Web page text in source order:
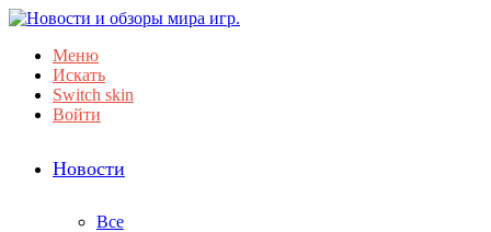
Меню
Искать
Switch skin
Войти
Новости
Все